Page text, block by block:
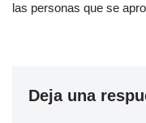
las personas que se
Deja una